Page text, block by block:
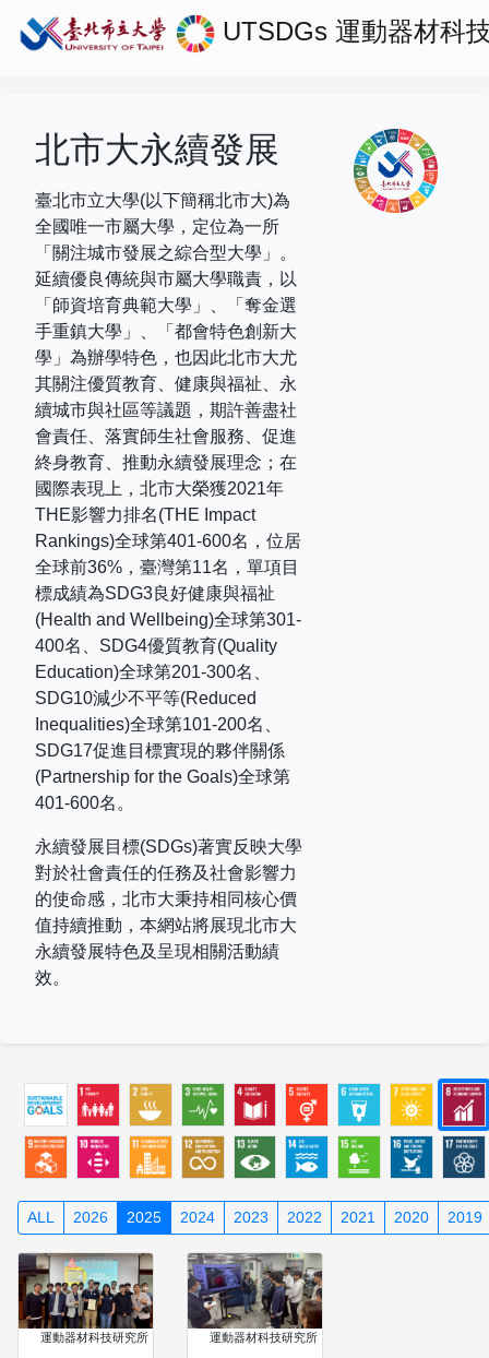
UTSDGs 運動器材科
北市大永續發展
臺北市立大學(以下簡稱北市大)為
全國唯一市屬大學，定位為一所
「關注城市發展之綜合型大學」。
延續優良傳統與市屬大學職責，以
「師資培育典範大學」、「奪金選
手重鎮大學」、「都會特色創新大
學」為辦學特色，也因此北市大尤
其關注優質教育、健康與福祉、永
續城市與社區等議題，期許善盡社
會責任、落實師生社會服務、促進
終身教育、推動永續發展理念；在
國際表現上， 北市大榮獲2021年
THE影響力排名(THE Impact
Rankings)全球第401-600名，位居
全球前36% ，臺灣第11名，單項目
標成績為SDG3良好健康與福祉
(Health and Wellbeing)全球第301-
400名、 SDG4優質教育(Quality
Education)全球第201-300名、
SDG10減少不平等(Reduced
Inequalities)全球第101-200名、
SDG17促進目標實現的夥伴關係
(Partnership for the Goals)全球第
401-600名。
永續發展目標(SDGs)著實反映大學
對於社會責任的任務及社會影響力
的使命感，北市大秉持相同核心價
值持續推動，本網站將展現北市大
永續發展特色及呈現相關活動績
效。
ALL 2026 2025 2024 2023 2022 2021 2020 2019
運動器材科技研究所 運動器材科技研究所